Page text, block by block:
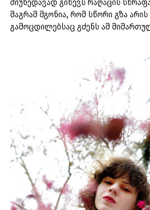
მიუხედავად გიწევს რაღაცის
მაგრამ მგონია, რომ სწორი გზა
გამოცდილებსაც გძენს ამ